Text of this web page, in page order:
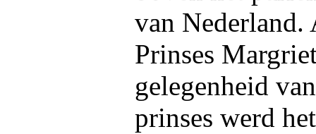
van Nederland.
Prinses
gelegenheid
prinses werd